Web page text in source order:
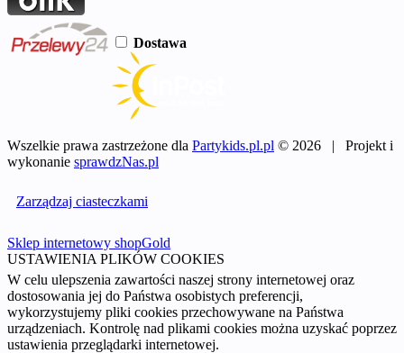
Dostawa
Wszelkie prawa zastrzeżone dla Partykids.pl.pl © 2026 | Projekt i
wykonanie sprawdzNas.pl
Zarządzaj ciasteczkami
Sklep internetowy shopGold
USTAWIENIA PLIKÓW COOKIES
W celu ulepszenia zawartości naszej strony internetowej oraz
dostosowania jej do Państwa osobistych preferencji,
wykorzystujemy pliki cookies przechowywane na Państwa
urządzeniach. Kontrolę nad plikami cookies można uzyskać poprzez
ustawienia przeglądarki internetowej.